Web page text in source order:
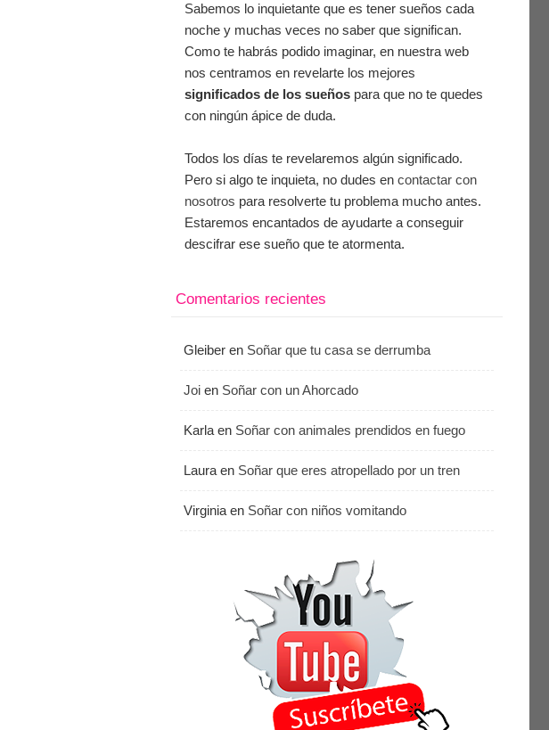
Sabemos lo inquietante que es tener sueños cada
noche y muchas veces no saber que significan.
Como te habrás podido imaginar, en nuestra web
nos centramos en revelarte los mejores
significados de los sueños para que no te quedes
con ningún ápice de duda.
Todos los días te revelaremos algún significado.
Pero si algo te inquieta, no dudes en contactar con
nosotros para resolverte tu problema mucho antes.
Estaremos encantados de ayudarte a conseguir
descifrar ese sueño que te atormenta.
Comentarios recientes
Gleiber en Soñar que tu casa se derrumba
Joi en Soñar con un Ahorcado
Karla en Soñar con animales prendidos en fuego
Laura en Soñar que eres atropellado por un tren
Virginia en Soñar con niños vomitando